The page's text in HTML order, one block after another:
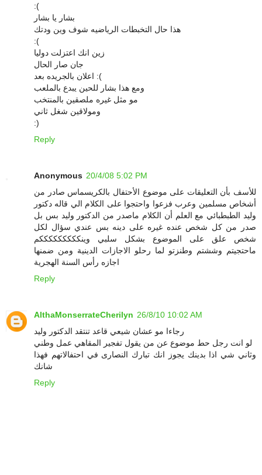
:(
بشار يا بشار
هذا حال التخبطات الرياضيه شوف وين ودتك
:(
زين انك اعتزلت دوليا
جان صار الحال
اعلان بالجريده بعد :(
ومع هذا بشار للحين يبدع بالملعب
مو مثل غيره ملصقين بالمنتخب
ومولاقين شغل ثاني
:)
Reply
Anonymous 20/4/08 5:02 PM
للأسف بأن التعليقات على موضوع الأحتفال بالكريسماس صادر من
أشخاص مسلمين وعرب فزعوا واحتجوا على الكلام الي قاله دكتور
وليد الطبطبائي مع العلم أن الكلام ماصدر من الدكتور وليد بس بل
صدر من كل شخص عنده غيره على دينه بس عندي سؤال لكل
شخص علق على الموضوع بشكل سلبي وينكككككككككم
ماحتجيتم وششتم وطنزتو لما رحلو الاجازات الدينية ومن ضمنها
اجازه رأس السنة الهجرية
Reply
AlthaMonserrateCherilyn 26/8/10 10:02 AM
رجاءا مو عشان شيعي قاعد تنتقد الدكتور وليد
لو انت رجل حط موضوع عن من يقول تفجير المقاهي عمل وطني
وثاني شي اذا بدينك يجوز انك تبارك النصارى في احتفالاتهم فهذا
شانك
Reply